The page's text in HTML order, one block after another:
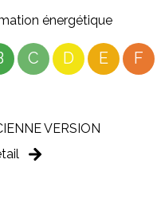
énergétique
C D E F
VERSION